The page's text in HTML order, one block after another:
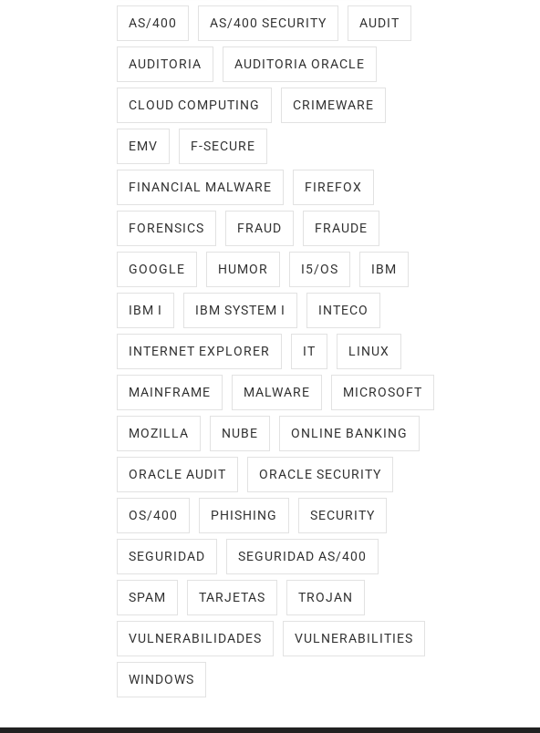
AS/400 AS/400 SECURITY AUDIT
AUDITORIA AUDITORIA ORACLE
CLOUD COMPUTING CRIMEWARE
EMV F-SECURE
FINANCIAL MALWARE FIREFOX
FORENSICS FRAUD FRAUDE
GOOGLE HUMOR I5/OS IBM
IBM I IBM SYSTEM I INTECO
INTERNET EXPLORER IT LINUX
MAINFRAME MALWARE MICROSOFT
MOZILLA NUBE ONLINE BANKING
ORACLE AUDIT ORACLE SECURITY
OS/400 PHISHING SECURITY
SEGURIDAD SEGURIDAD AS/400
SPAM TARJETAS TROJAN
VULNERABILIDADES VULNERABILITIES
WINDOWS